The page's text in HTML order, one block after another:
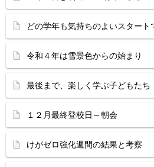
どの学年も気持ちのよいスタート
令和４年は雪景色からの始まり
最後まで、楽しく学ぶ子どもたち
１２月最終登校日～朝会
けがゼロ強化週間の結果と考察